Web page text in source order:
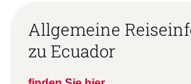
Allgemeine
zu Ecuador